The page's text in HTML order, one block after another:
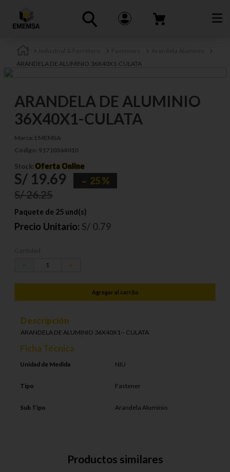
ARANDELA DE ALUMINIO 36X40X1-CULATA
ARANDELA DE ALUMINIO
36X40X1-CULATA
Marca: EMEMSA
Código: 91710364010
Stock: Oferta Online
S/ 19.69 25 %
S/26.25
Paquete de 25 und(s)
Precio Unitario: S/ 0.79
＋
Agregar al carrito
Descripción
ARANDELA DE ALUMINIO 36X40X1-- CULATA
Ficha Técnica
Unidad de Medida NIU
Tipo Fastener
Sub Tipo Arandela Aluminio
Productos similares